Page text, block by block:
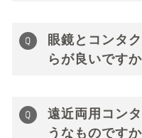
眼鏡とコンタ
らが良いですか
遠近両用コン
うなものですか